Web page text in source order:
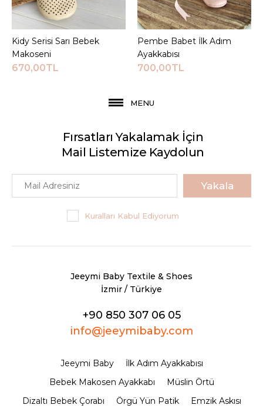
Sepete Ekle
Kidy Serisi Sarı Bebek
Makoseni
670,00TL
Sepete Ekle
Pembe Babet İlk Adım
Ayakkabısı
700,00TL
MENU
Fırsatları Yakalamak İçin
Mail Listemize Kaydolun
Yakala
Kuralları Kabul Ediyorum
Jeeymi Baby Textile & Shoes
İzmir / Türkiye
+90 850 307 06 05
info@jeeymibaby.com
Jeeymi Baby
İlk Adım Ayakkabısı
Bebek Makosen Ayakkabı
Müslin Örtü
Dizaltı Bebek Çorabı
Örgü Yün Patik
Emzik Askısı